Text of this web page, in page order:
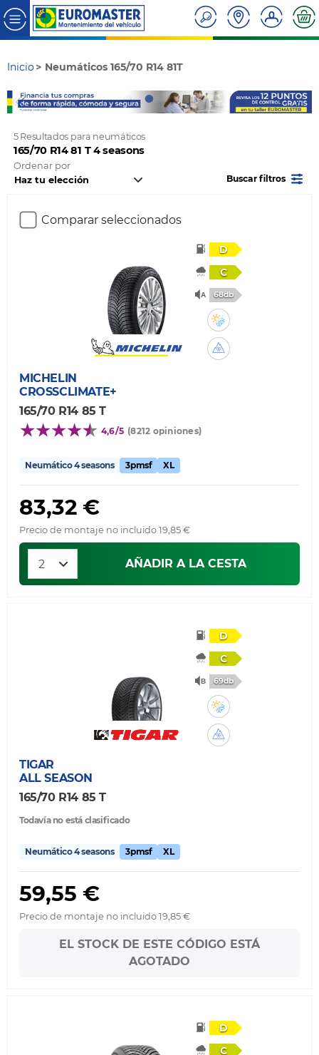
Inicio Neumáticos 165/70 R14 81T
5 Resultados para neumáticos
165/70 R14 81 T 4 seasons
Ordenar por
Buscar filtros
Comparar seleccionados
D
C
68db
MICHELIN
CROSSCLIMATE+
165/70 R14 85 T
4,6/5 (8212 opiniones)
Neumático 4 seasons 3pmsf XL
83,32 €
Precio de montaje no incluido 19,85 €
AÑADIR A LA CESTA
D
C
69db
TIGAR
ALL SEASON
165/70 R14 85 T
Todavía no está clasificado
Neumático 4 seasons 3pmsf XL
59,55 €
Precio de montaje no incluido 19,85 €
EL STOCK DE ESTE CÓDIGO ESTÁ
AGOTADO
D
C